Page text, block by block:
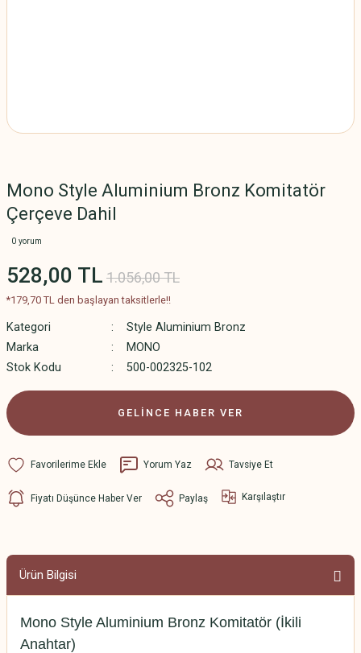
Mono Style Aluminium Bronz Komitatör
Çerçeve Dahil
0 yorum
528,00 TL 1.056,00 TL
*179,70 TL den başlayan taksitlerle!!
Kategori
Style Aluminium Bronz
Marka
MONO
Stok Kodu
500-002325-102
GELİNCE HABER VER
Yorum Yaz Tavsiye Et
Fiyatı Düşünce Haber Ver Paylaş Karşılaştır
Ürün Bilgisi
Mono Style Aluminium Bronz Komitatör (İkili
Anahtar)